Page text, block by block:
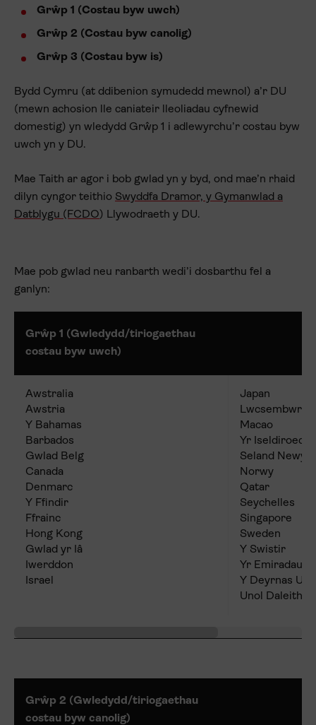
Grŵp 1 (Costau byw uwch)
Grŵp 2 (Costau byw canolig)
Grŵp 3 (Costau byw is)
Bydd Cymru (at ddibenion symudedd mewnol) a’r DU
(mewn achosion lle caniateir lleoliadau cyfnewid
domestig) yn wledydd Grŵp 1 i adlewyrchu’r costau byw
uwch yn y DU.
Mae Taith ar agor i bob gwlad yn y byd, ond mae’n rhaid
dilyn cyngor teithio Swyddfa Dramor, y Gymanwlad a
Datblygu (FCDO) Llywodraeth y DU.
Mae pob gwlad neu ranbarth wedi’i dosbarthu fel a
ganlyn:
Grŵp 1 (Gwledydd/tiriogaethau
costau byw uwch)
Awstralia
Awstria
Y Bahamas
Barbados
Gwlad Belg
Canada
Denmarc
Y Ffindir
Ffrainc
Hong Kong
Gwlad yr Iâ
Iwerddon
Israel
Japan
Lwcsembwr
Macao
Yr Iseldiroedd
Seland
Norwy
Qatar
Seychelles
Singapore
Sweden
Y Swistir
Yr Emiradau
Y Deyrnas
Unol
Grŵp 2 (Gwledydd/tiriogaethau
costau byw canolig)